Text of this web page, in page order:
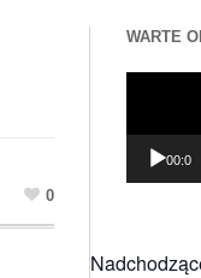
0
WARTE
00:00